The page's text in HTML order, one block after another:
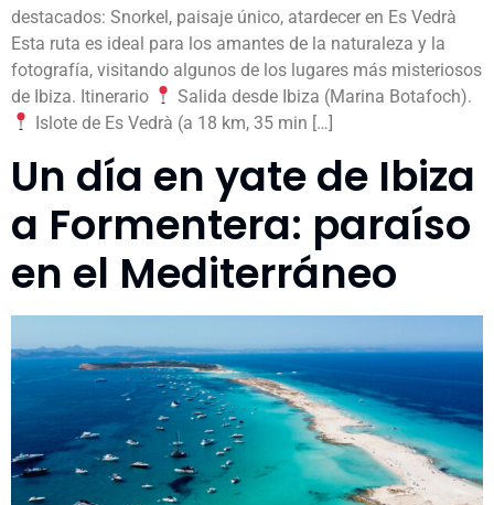
destacados: Snorkel, paisaje único, atardecer en Es Vedrà
Esta ruta es ideal para los amantes de la naturaleza y la
fotografía, visitando algunos de los lugares más misteriosos
de Ibiza. Itinerario
Salida desde Ibiza (Marina Botafoch).
Islote de Es Vedrà (a 18 km, 35 min […]
Un día en yate de Ibiza
a Formentera: paraíso
en el Mediterráneo